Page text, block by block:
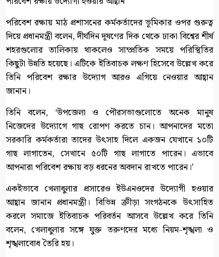
পরিবেশ রক্ষায় মাঠ প্রশাসনের কর্মকর্তাদের ভূমিকার ওপর গুরুত্ব
দিয়ে প্রধানমন্ত্রী বলেন, দীর্ঘদিন দূষণের দিক থেকে ঢাকা বিশ্বের শীর্ষ
শহরগুলোর তালিকায় থাকলেও সাম্প্রতিক সময়ে পরিস্থিতির
কিছুটা উন্নতি হয়েছে। এটিকে ইতিবাচক লক্ষণ হিসেবে উল্লেখ করে
তিনি পরিবেশ রক্ষার উদ্যোগ আরও এগিয়ে নেওয়ার আহ্বান
জানান।
তিনি বলেন, ‘উপজেলা ও পৌরসভাগুলোতে অনেক মানুষ
নিজেদের উদ্যোগে গাছ রোপণ করতে চান। আপনাদের মতো
সরকারি কর্মকর্তারা তাদের উৎসাহ দিলে একজন যেখানে ১০টি
গাছ লাগাতেন, সেখানে ৫০টি গাছ লাগাতে পারেন। এভাবে
আপনারা পরিবেশ রক্ষায় বড় ধরনের অবদান রাখতে পারেন।’
একইভাবে খেলাধুলার প্রসারেও ইউএনওদের উদ্যোগী হওয়ার
আহ্বান জানান প্রধানমন্ত্রী। বিভিন্ন ক্রীড়া সংগঠনকে উৎসাহিত
করলে সমাজে ইতিবাচক পরিবর্তন আসবে উল্লেখ করে তিনি
বলেন, খেলাধুলার সঙ্গে যুক্ত তরুণদের মধ্যে নিয়ম-শৃঙ্খলা ও
শৃঙ্খলাবোধ তৈরি হয়।